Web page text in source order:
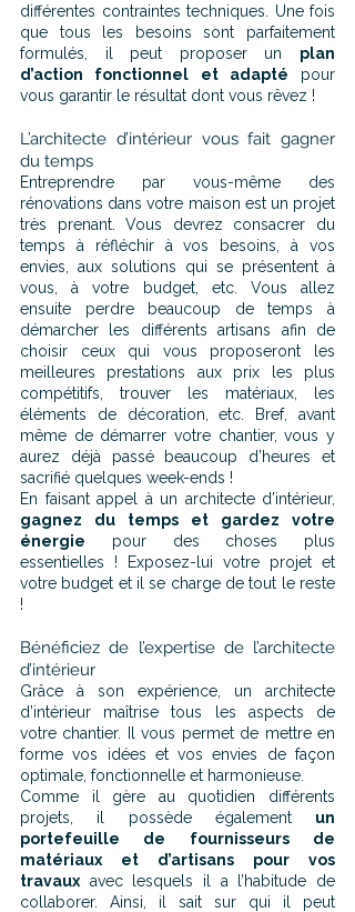
différentes contraintes techniques. Une fois
que tous les besoins sont parfaitement
formulés, il peut proposer un plan
d’action fonctionnel et adapté pour
vous garantir le résultat dont vous rêvez !
L’architecte d’intérieur vous fait gagner
du temps
Entreprendre par vous-même des
rénovations dans votre maison est un projet
très prenant. Vous devrez consacrer du
temps à réfléchir à vos besoins, à vos
envies, aux solutions qui se présentent à
vous, à votre budget, etc. Vous allez
ensuite perdre beaucoup de temps à
démarcher les différents artisans afin de
choisir ceux qui vous proposeront les
meilleures prestations aux prix les plus
compétitifs, trouver les matériaux, les
éléments de décoration, etc. Bref, avant
même de démarrer votre chantier, vous y
aurez déjà passé beaucoup d’heures et
sacrifié quelques week-ends !
gagnez du temps et gardez votre
énergie pour des choses plus
essentielles ! Exposez-lui votre projet et
votre budget et il se charge de tout le reste
!
Bénéficiez de l’expertise de l’architecte
d’intérieur
Grâce à son expérience, un architecte
d’intérieur maîtrise tous les aspects de
votre chantier. Il vous permet de mettre en
forme vos idées et vos envies de façon
optimale, fonctionnelle et harmonieuse.
Comme il gère au quotidien différents
projets, il possède également un
portefeuille de fournisseurs de
matériaux et d’artisans pour vos
travaux avec lesquels il a l’habitude de
collaborer. Ainsi, il sait sur qui il peut